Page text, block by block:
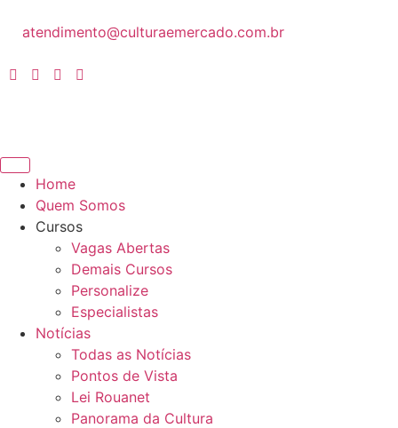
atendimento@culturaemercado.com.br
Home
Quem Somos
Cursos
Vagas Abertas
Demais Cursos
Personalize
Especialistas
Notícias
Todas as Notícias
Pontos de Vista
Lei Rouanet
Panorama da Cultura